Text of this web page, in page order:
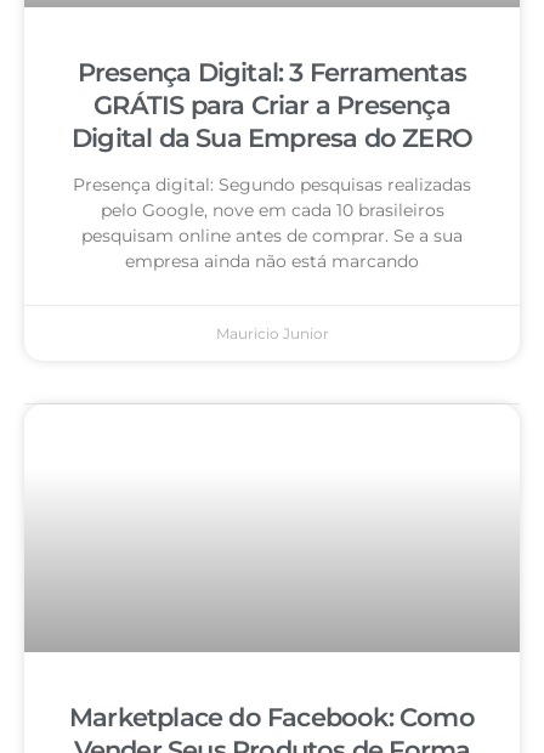
Presença Digital: 3 Ferramentas
GRÁTIS para Criar a Presença
Digital da Sua Empresa do ZERO
Presença digital: Segundo pesquisas realizadas
pelo Google, nove em cada 10 brasileiros
pesquisam online antes de comprar. Se a sua
empresa ainda não está marcando
Mauricio Junior
Marketplace do Facebook: Como